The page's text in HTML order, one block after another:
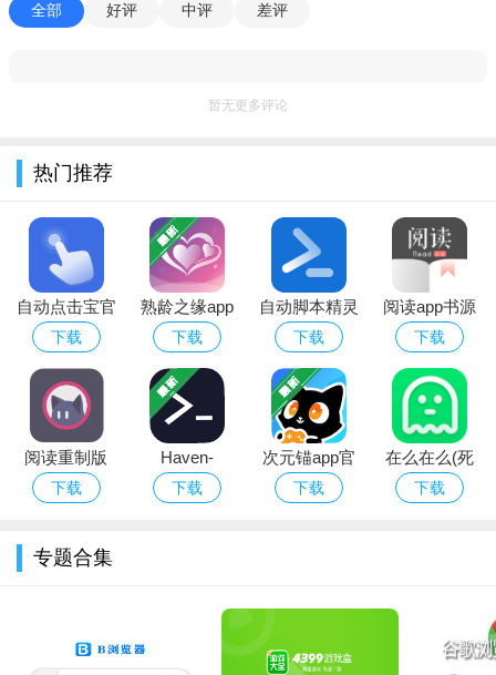
3、然后我们点击【立即加入赚钱】按钮，去注册成为一名网约车
司机。
全部 好评 中评 差评
暂无更多评论
热门推荐
自动点击宝官
方版下载安装
2026最新
下载
熟龄之缘app
免费下载
下载
自动脚本精灵
app官方免费
下载安装最新
版
下载
阅读app书源
2026最新版本
下载
阅读重制版
(legado-with-
下载安装
下载
Haven-
SSH,VNC,SFTP
下载
次元锚app官
方下载
下载
在么在么(死
了么)app安卓
下载
专题合集